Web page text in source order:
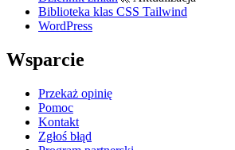
Biblioteka klas CSS Tailwind
WordPress
Wsparcie
Przekaż opinię
Pomoc
Kontakt
Zgłoś błąd